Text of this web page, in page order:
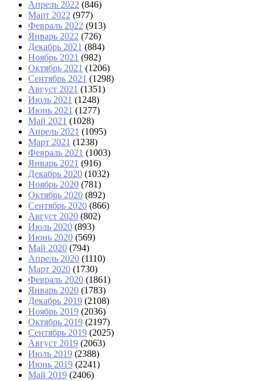
Апрель 2022 (846)
Март 2022 (977)
Февраль 2022 (913)
Январь 2022 (726)
Декабрь 2021 (884)
Ноябрь 2021 (982)
Октябрь 2021 (1206)
Сентябрь 2021 (1298)
Август 2021 (1351)
Июль 2021 (1248)
Июнь 2021 (1277)
Май 2021 (1028)
Апрель 2021 (1095)
Март 2021 (1238)
Февраль 2021 (1003)
Январь 2021 (916)
Декабрь 2020 (1032)
Ноябрь 2020 (781)
Октябрь 2020 (892)
Сентябрь 2020 (866)
Август 2020 (802)
Июль 2020 (893)
Июнь 2020 (569)
Май 2020 (794)
Апрель 2020 (1110)
Март 2020 (1730)
Февраль 2020 (1861)
Январь 2020 (1783)
Декабрь 2019 (2108)
Ноябрь 2019 (2036)
Октябрь 2019 (2197)
Сентябрь 2019 (2025)
Август 2019 (2063)
Июль 2019 (2388)
Июнь 2019 (2241)
Май 2019 (2406)